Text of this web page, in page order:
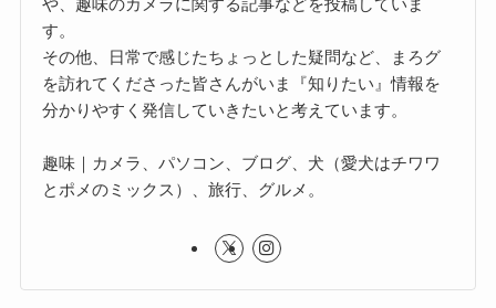
や、趣味のカメラに関する記事などを投稿していま
す。
その他、日常で感じたちょっとした疑問など、まろグ
を訪れてくださった皆さんがいま『知りたい』情報を
分かりやすく発信していきたいと考えています。
趣味｜カメラ、パソコン、ブログ、犬（愛犬はチワワ
とポメのミックス）、旅行、グルメ。